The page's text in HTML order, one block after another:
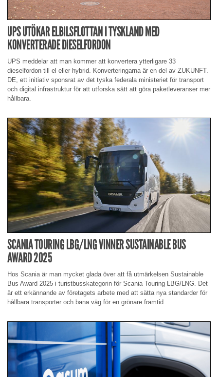
UPS UTÖKAR ELBILSFLOTTAN I TYSKLAND MED
KONVERTERADE DIESELFORDON
UPS meddelar att man kommer att konvertera ytterligare 33
dieselfordon till el eller hybrid. Konverteringarna är en del av ZUKUNFT.
DE, ett initiativ sponsrat av det tyska federala ministeriet för transport
och digital infrastruktur för att utforska sätt att göra paketleveranser mer
hållbara.
SCANIA TOURING LBG/LNG VINNER SUSTAINABLE BUS
AWARD 2025
Hos Scania är man mycket glada över att få utmärkelsen Sustainable
Bus Award 2025 i turistbusskategorin för Scania Touring LBG/LNG. Det
är ett erkännande av företagets arbete med att sätta nya standarder för
hållbara transporter och bana väg för en grönare framtid.